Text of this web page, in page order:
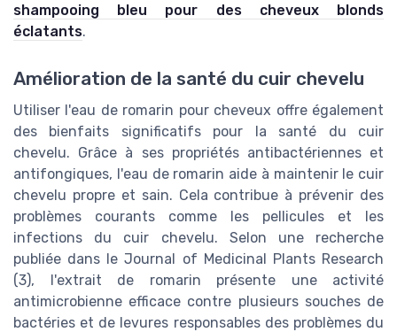
shampooing bleu pour des cheveux blonds
éclatants.
Amélioration de la santé du cuir chevelu
Utiliser l'eau de romarin pour cheveux offre également
des bienfaits significatifs pour la santé du cuir
chevelu. Grâce à ses propriétés antibactériennes et
antifongiques, l'eau de romarin aide à maintenir le cuir
chevelu propre et sain. Cela contribue à prévenir des
problèmes courants comme les pellicules et les
infections du cuir chevelu. Selon une recherche
publiée dans le Journal of Medicinal Plants Research
(3), l'extrait de romarin présente une activité
antimicrobienne efficace contre plusieurs souches de
bactéries et de levures responsables des problèmes du